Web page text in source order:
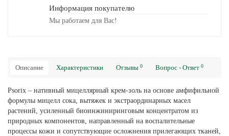
Информация покупателю
Мы работаем для Вас!
Описание Характеристики Отзывы 0 Вопрос - Ответ 0
Psorix – нативный мицеллярный крем-золь на основе амфифильной
формулы мицелл сока, вытяжек и экстраординарных масел
растений, усиленный биоинжиниринговым концентратом из
природных компонентов, направленный на воспалительные
процессы кожи и сопутствующие осложнения прилегающих тканей,